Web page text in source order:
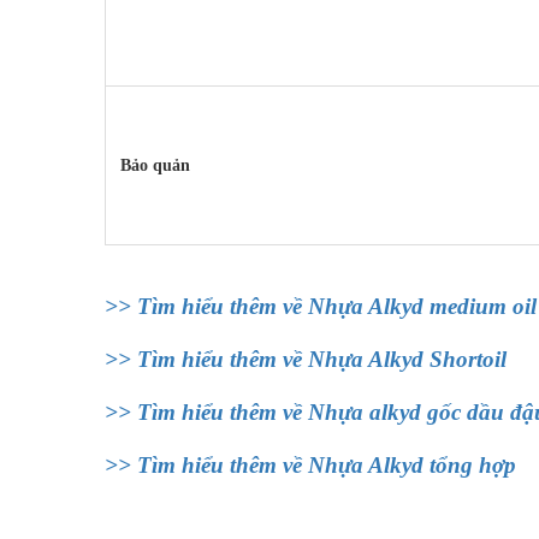
Bảo quản
>> Tìm hiểu thêm về Nhựa Alkyd medium oil
>> Tìm hiểu thêm về Nhựa Alkyd Shortoil
>> Tìm hiểu thêm về Nhựa alkyd gốc dầu
>> Tìm hiểu thêm về Nhựa Alkyd tổng hợp